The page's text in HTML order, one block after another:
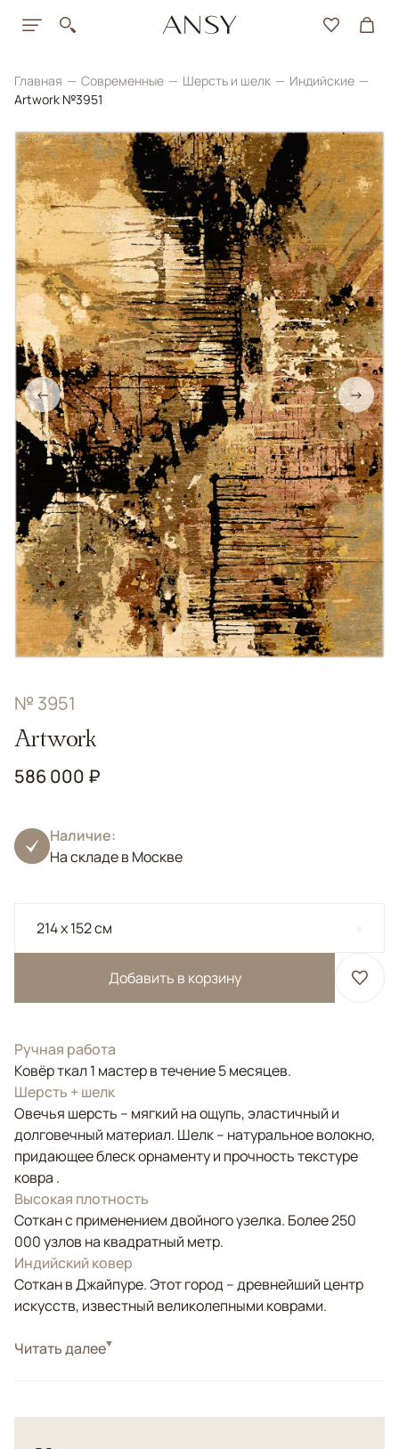
Главная Современные Шерсть и шелк
Индийские
Artwork №3951
← →
№ 3951
Artwork
586 000 ₽
Наличие:
На складе в Москве
214 x 152 см
Добавить в корзину
Ручная работа
Ковёр ткал 1 мастер в течение 5 месяцев.
Шерсть + шелк
Овечья шерсть – мягкий на ощупь, эластичный и
долговечный материал. Шелк – натуральное волокно,
придающее блеск орнаменту и прочность текстуре
ковра .
Высокая плотность
Соткан с применением двойного узелка. Более 250
000 узлов на квадратный метр.
Индийский ковер
Соткан в Джайпуре. Этот город – древнейший центр
искусств, известный великолепными коврами.
СтильСовременные
УзорыАбстрактный
Читать далее